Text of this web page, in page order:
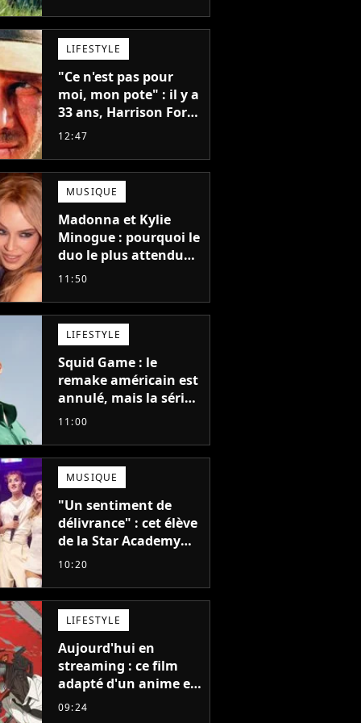
disparu trop tôt
LIFESTYLE
"Ce n'est pas pour
moi, mon pote" : il y a
33 ans, Harrison Ford
refusait l'un des plus
les temps
12:47
MUSIQUE
Madonna et Kylie
Minogue : pourquoi le
duo le plus attendu
de la pop a mis 25 ans
11:50
LIFESTYLE
Squid Game : le
remake américain est
annulé, mais la série
la plus vue sur Netflix
version française
11:00
MUSIQUE
"Un sentiment de
délivrance" : cet élève
de la Star Academy
balance après la fin
10:20
LIFESTYLE
Aujourd'hui en
streaming : ce film
adapté d'un anime et
noté 98% est à voir
09:24